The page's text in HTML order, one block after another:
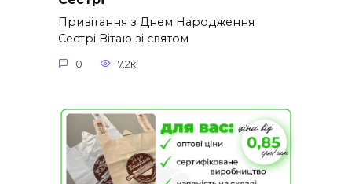
Привітання з Днем Народження
Сестрі Вітаю зі святом
0 7.2к.